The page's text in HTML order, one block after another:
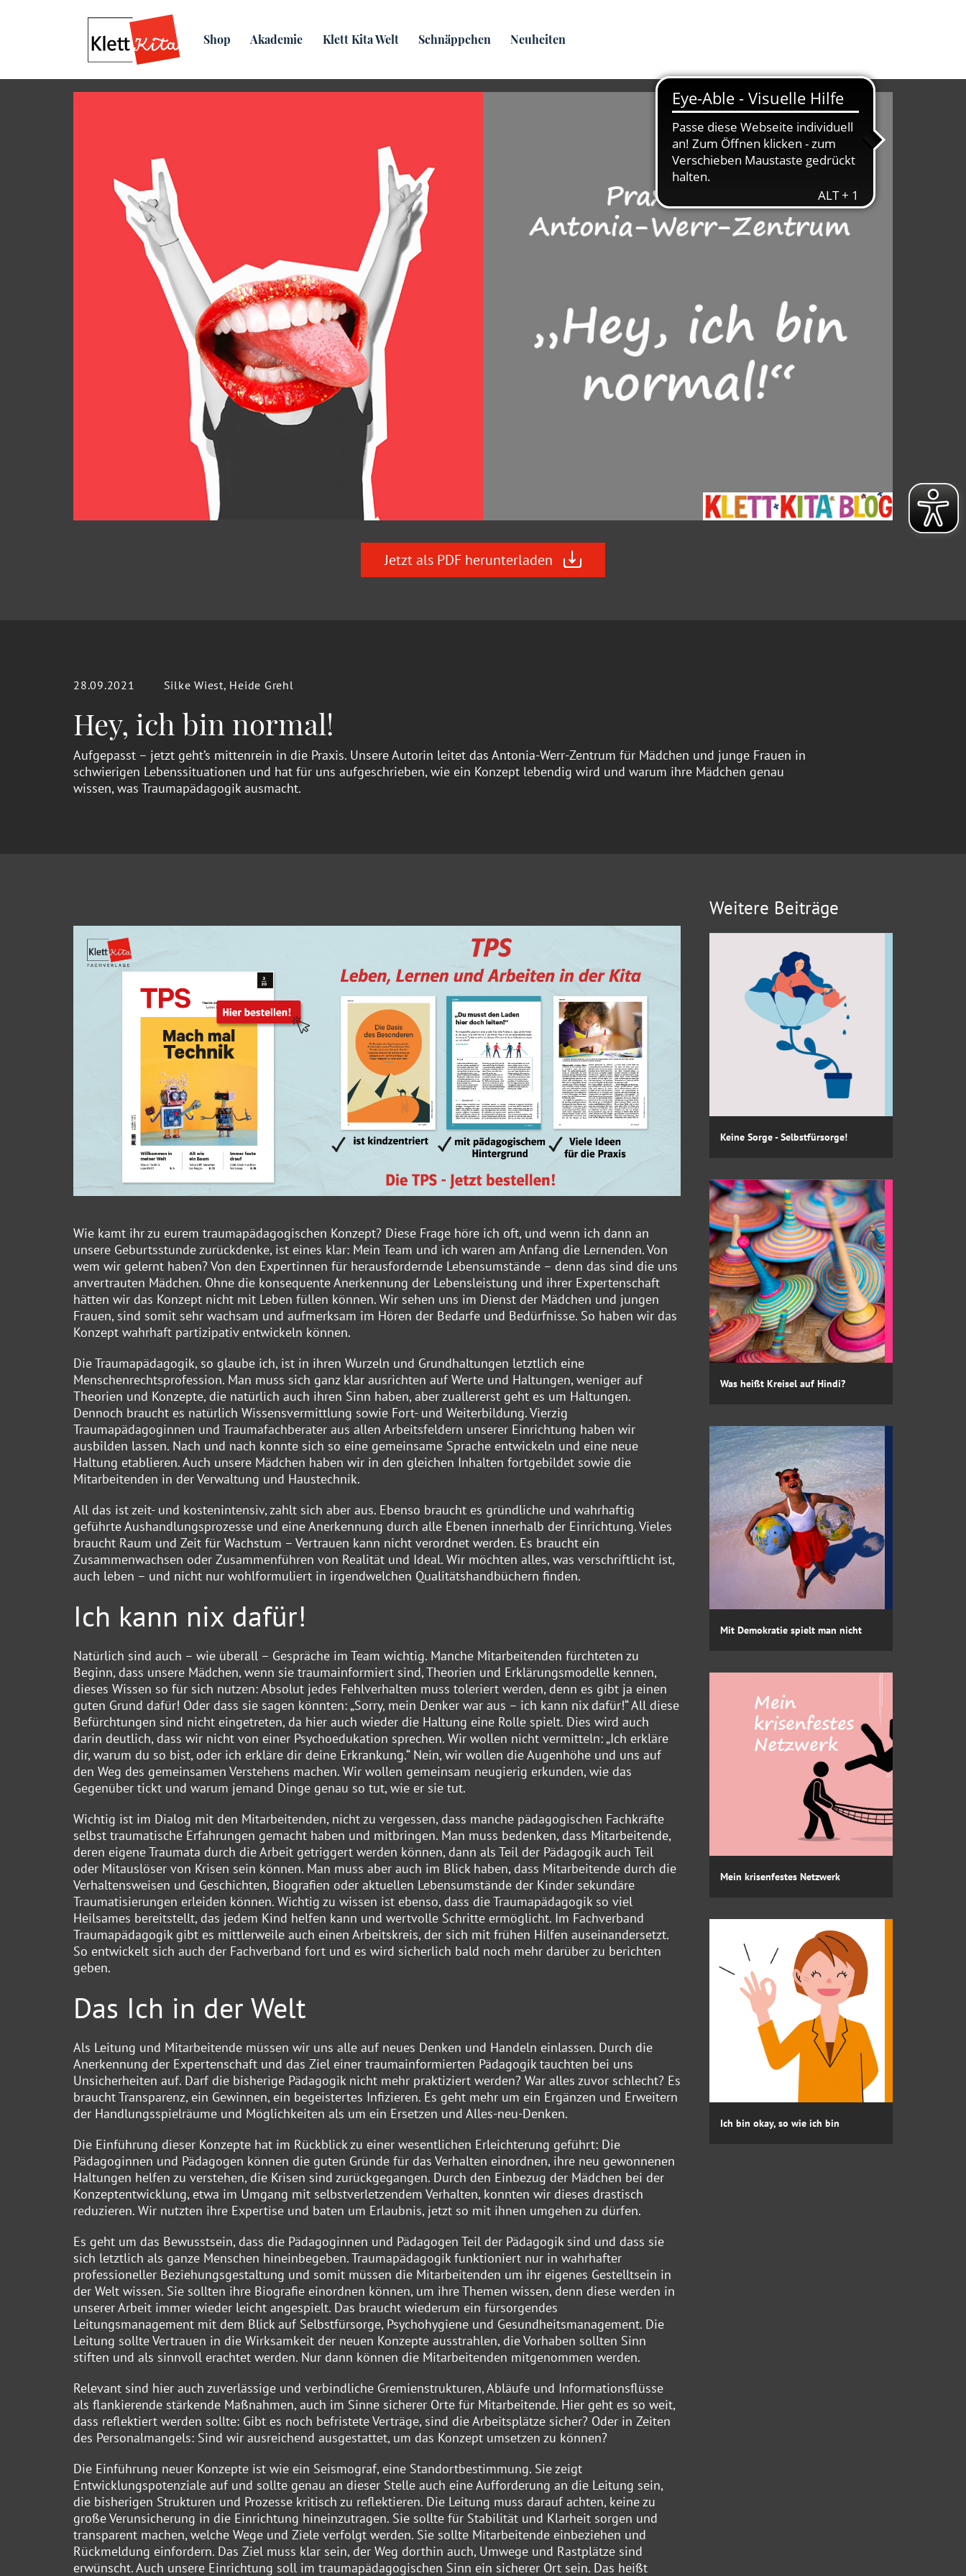
Shop Akademie Klett Kita Welt Schnäppchen Neuheiten
Übersicht
Jetzt als PDF herunterladen
28.09.2021 Silke Wiest, Heide Grehl
Hey, ich bin normal!
Aufgepasst – jetzt geht’s mittenrein in die Praxis. Unsere Autorin leitet das Antonia-Werr-Zentrum für Mädchen und junge Frauen in
schwierigen Lebenssituationen und hat für uns aufgeschrieben, wie ein Konzept lebendig wird und warum ihre Mädchen genau
wissen, was Traumapädagogik ausmacht.
Wie kamt ihr zu eurem traumapädagogischen Konzept? Diese Frage höre ich oft, und wenn ich dann an
unsere Geburtsstunde zurückdenke, ist eines klar: Mein Team und ich waren am Anfang die Lernenden. Von
wem wir gelernt haben? Von den Expertinnen für herausfordernde Lebensumstände – denn das sind die uns
anvertrauten Mädchen. Ohne die konsequente Anerkennung der Lebensleistung und ihrer Expertenschaft
hätten wir das Konzept nicht mit Leben füllen können. Wir sehen uns im Dienst der Mädchen und jungen
Frauen, sind somit sehr wachsam und aufmerksam im Hören der Bedarfe und Bedürfnisse. So haben wir das
Konzept wahrhaft partizipativ entwickeln können.
Die Traumapädagogik, so glaube ich, ist in ihren Wurzeln und Grundhaltungen letztlich eine
Menschenrechtsprofession. Man muss sich ganz klar ausrichten auf Werte und Haltungen, weniger auf
Theorien und Konzepte, die natürlich auch ihren Sinn haben, aber zuallererst geht es um Haltungen.
Dennoch braucht es natürlich Wissensvermittlung sowie Fort- und Weiterbildung. Vierzig
Traumapädagoginnen und Traumafachberater aus allen Arbeitsfeldern unserer Einrichtung haben wir
ausbilden lassen. Nach und nach konnte sich so eine gemeinsame Sprache entwickeln und eine neue
Haltung etablieren. Auch unsere Mädchen haben wir in den gleichen Inhalten fortgebildet sowie die
Mitarbeitenden in der Verwaltung und Haustechnik.
All das ist zeit- und kostenintensiv, zahlt sich aber aus. Ebenso braucht es gründliche und wahrhaftig
geführte Aushandlungsprozesse und eine Anerkennung durch alle Ebenen innerhalb der Einrichtung. Vieles
braucht Raum und Zeit für Wachstum – Vertrauen kann nicht verordnet werden. Es braucht ein
Zusammenwachsen oder Zusammenführen von Realität und Ideal. Wir möchten alles, was verschriftlicht ist,
auch leben – und nicht nur wohlformuliert in irgendwelchen Qualitätshandbüchern finden.
Ich kann nix dafür!
Natürlich sind auch – wie überall – Gespräche im Team wichtig. Manche Mitarbeitenden fürchteten zu
Beginn, dass unsere Mädchen, wenn sie traumainformiert sind, Theorien und Erklärungsmodelle kennen,
dieses Wissen so für sich nutzen: Absolut jedes Fehlverhalten muss toleriert werden, denn es gibt ja einen
guten Grund dafür! Oder dass sie sagen könnten: „Sorry, mein Denker war aus – ich kann nix dafür!“ All diese
Befürchtungen sind nicht eingetreten, da hier auch wieder die Haltung eine Rolle spielt. Dies wird auch
darin deutlich, dass wir nicht von einer Psychoedukation sprechen. Wir wollen nicht vermitteln: „Ich erkläre
dir, warum du so bist, oder ich erkläre dir deine Erkrankung.“ Nein, wir wollen die Augenhöhe und uns auf
den Weg des gemeinsamen Verstehens machen. Wir wollen gemeinsam neugierig erkunden, wie das
Gegenüber tickt und warum jemand Dinge genau so tut, wie er sie tut.
Wichtig ist im Dialog mit den Mitarbeitenden, nicht zu vergessen, dass manche pädagogischen Fachkräfte
selbst traumatische Erfahrungen gemacht haben und mitbringen. Man muss bedenken, dass Mitarbeitende,
deren eigene Traumata durch die Arbeit getriggert werden können, dann als Teil der Pädagogik auch Teil
oder Mitauslöser von Krisen sein können. Man muss aber auch im Blick haben, dass Mitarbeitende durch die
Verhaltensweisen und Geschichten, Biografien oder aktuellen Lebensumstände der Kinder sekundäre
Traumatisierungen erleiden können. Wichtig zu wissen ist ebenso, dass die Traumapädagogik so viel
Heilsames bereitstellt, das jedem Kind helfen kann und wertvolle Schritte ermöglicht. Im Fachverband
Traumapädagogik gibt es mittlerweile auch einen Arbeitskreis, der sich mit frühen Hilfen auseinandersetzt.
So entwickelt sich auch der Fachverband fort und es wird sicherlich bald noch mehr darüber zu berichten
geben.
Das Ich in der Welt
Als Leitung und Mitarbeitende müssen wir uns alle auf neues Denken und Handeln einlassen. Durch die
Anerkennung der Expertenschaft und das Ziel einer traumainformierten Pädagogik tauchten bei uns
Unsicherheiten auf. Darf die bisherige Pädagogik nicht mehr praktiziert werden? War alles zuvor schlecht? Es
braucht Transparenz, ein Gewinnen, ein begeistertes Infizieren. Es geht mehr um ein Ergänzen und Erweitern
der Handlungsspielräume und Möglichkeiten als um ein Ersetzen und Alles-neu-Denken.
Die Einführung dieser Konzepte hat im Rückblick zu einer wesentlichen Erleichterung geführt: Die
Pädagoginnen und Pädagogen können die guten Gründe für das Verhalten einordnen, ihre neu gewonnenen
Haltungen helfen zu verstehen, die Krisen sind zurückgegangen. Durch den Einbezug der Mädchen bei der
Konzeptentwicklung, etwa im Umgang mit selbstverletzendem Verhalten, konnten wir dieses drastisch
reduzieren. Wir nutzten ihre Expertise und baten um Erlaubnis, jetzt so mit ihnen umgehen zu dürfen.
Es geht um das Bewusstsein, dass die Pädagoginnen und Pädagogen Teil der Pädagogik sind und dass sie
sich letztlich als ganze Menschen hineinbegeben. Traumapädagogik funktioniert nur in wahrhafter
professioneller Beziehungsgestaltung und somit müssen die Mitarbeitenden um ihr eigenes Gestelltsein in
der Welt wissen. Sie sollten ihre Biografie einordnen können, um ihre Themen wissen, denn diese werden in
unserer Arbeit immer wieder leicht angespielt. Das braucht wiederum ein fürsorgendes
Leitungsmanagement mit dem Blick auf Selbstfürsorge, Psychohygiene und Gesundheitsmanagement. Die
Leitung sollte Vertrauen in die Wirksamkeit der neuen Konzepte ausstrahlen, die Vorhaben sollten Sinn
stiften und als sinnvoll erachtet werden. Nur dann können die Mitarbeitenden mitgenommen werden.
Relevant sind hier auch zuverlässige und verbindliche Gremienstrukturen, Abläufe und Informationsflüsse
als flankierende stärkende Maßnahmen, auch im Sinne sicherer Orte für Mitarbeitende. Hier geht es so weit,
dass reflektiert werden sollte: Gibt es noch befristete Verträge, sind die Arbeitsplätze sicher? Oder in Zeiten
des Personalmangels: Sind wir ausreichend ausgestattet, um das Konzept umsetzen zu können?
Die Einführung neuer Konzepte ist wie ein Seismograf, eine Standortbestimmung. Sie zeigt
Entwicklungspotenziale auf und sollte genau an dieser Stelle auch eine Aufforderung an die Leitung sein,
die bisherigen Strukturen und Prozesse kritisch zu reflektieren. Die Leitung muss darauf achten, keine zu
große Verunsicherung in die Einrichtung hineinzutragen. Sie sollte für Stabilität und Klarheit sorgen und
transparent machen, welche Wege und Ziele verfolgt werden. Sie sollte Mitarbeitende einbeziehen und
Rückmeldung einfordern. Das Ziel muss klar sein, der Weg dorthin auch, Umwege und Rastplätze sind
erwünscht. Auch unsere Einrichtung soll im traumapädagogischen Sinn ein sicherer Ort sein. Das heißt
Weitere Beiträge
Keine Sorge - Selbstfürsorge!
Was heißt Kreisel auf Hindi?
Mit Demokratie spielt man nicht
Mein krisenfestes Netzwerk
Ich bin okay, so wie ich bin